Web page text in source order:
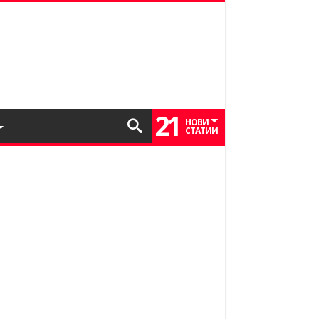
21 НОВИ
СТАТИИ